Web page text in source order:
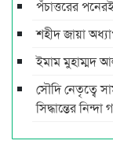
পঁচাত্তরের
শহীদ জায়া
ইমাম মুহাম্মদ
সৌদি নেতৃত্বে
সিদ্ধান্তের নিন্দা